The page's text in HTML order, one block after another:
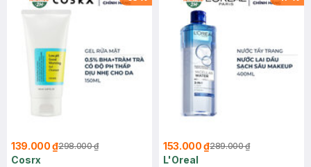
139.000 ₫298.000 ₫
Cosrx
153.000 ₫289.000 ₫
L'Oreal